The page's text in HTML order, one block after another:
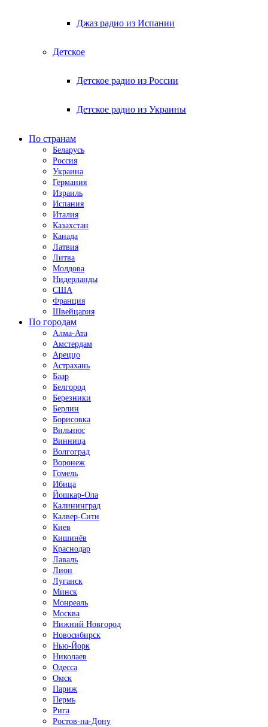
Джаз радио из Испании
Детское
Детское радио из России
Детское радио из Украины
По странам
Беларусь
Россия
Украина
Германия
Израиль
Испания
Италия
Казахстан
Канада
Латвия
Литва
Молдова
Нидерланды
США
Франция
Швейцария
По городам
Алма-Ата
Амстердам
Ареццо
Астрахань
Баар
Белгород
Березники
Берлин
Борисовка
Вильнюс
Винница
Волгоград
Воронеж
Гомель
Ибица
Йошкар-Ола
Калининград
Калвер-Сити
Киев
Кишинёв
Краснодар
Лаваль
Лион
Луганск
Минск
Монреаль
Москва
Нижний Новгород
Новосибирск
Нью-Йорк
Николаев
Одесса
Омск
Париж
Пермь
Рига
Ростов-на-Дону